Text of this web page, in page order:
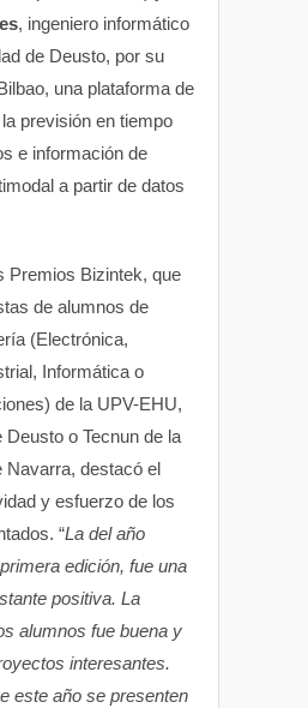
, ingeniero informático
de Deusto, por su
una plataforma de
la previsión en tiempo
e información de
a partir de datos
Premios Bizintek, que
de alumnos de
(Electrónica,
Informática o
de la UPV-EHU,
Deusto o Tecnun de la
Navarra, destacó el
y esfuerzo de los
“La del año
edición, fue una
positiva. La
alumnos fue buena y
interesantes.
este año se presenten